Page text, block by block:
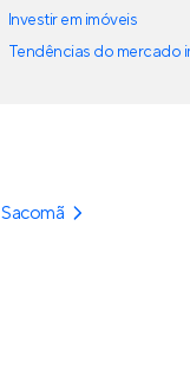
Investir em imóveis
Tendências do mercado
Sacomã